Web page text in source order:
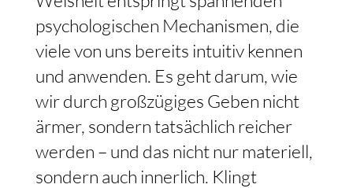
psychologischen Mechanismen, die
viele von uns bereits intuitiv kennen
und anwenden. Es geht darum, wie
wir durch großzügiges Geben nicht
ärmer, sondern tatsächlich reicher
werden – und das nicht nur materiell,
sondern auch innerlich. Klingt